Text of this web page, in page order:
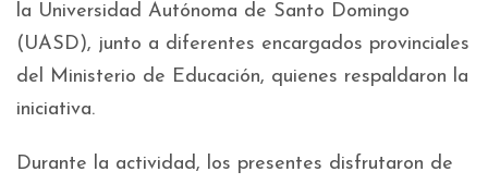
la Universidad Autónoma de Santo Domingo
(UASD), junto a diferentes encargados provinciales
del Ministerio de Educación, quienes respaldaron la
iniciativa.
Durante la actividad, los presentes disfrutaron de